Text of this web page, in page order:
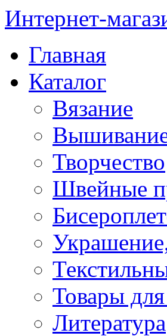
Интернет-
Главная
Каталог
Вязание
Творчество
Швейные
Товары
Литература